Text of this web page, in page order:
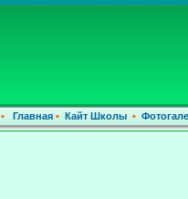
• Главная• Кайт Школы •